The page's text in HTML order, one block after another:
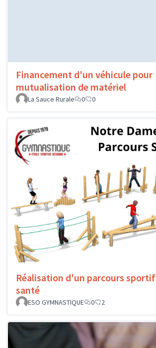
Financement d'un véhicule pour
mutualisation de matériel
La Sauce Rurale
0 0
Réalisation d'un parcours sportif
santé
ESO GYMNASTIQUE
0 2